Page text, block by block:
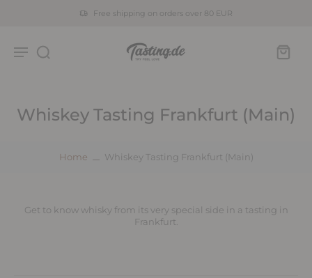
Free shipping on orders over 80 EUR
Whiskey Tasting Frankfurt (Main)
Home Whiskey Tasting Frankfurt (Main)
Get to know whisky from its very special side in a tasting in
Frankfurt.